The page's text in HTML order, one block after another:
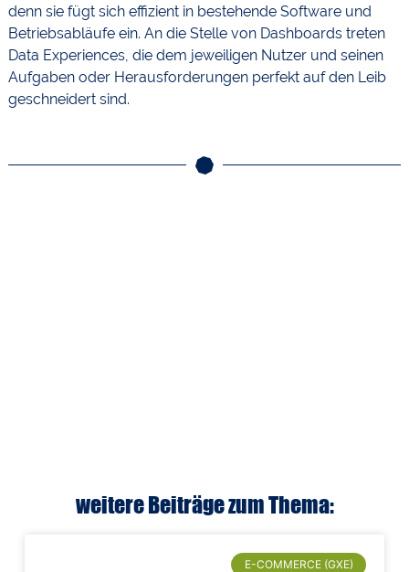
denn sie fügt sich effizient in bestehende Software und
Betriebsabläufe ein. An die Stelle von Dashboards treten
Data Experiences, die dem jeweiligen Nutzer und seinen
Aufgaben oder Herausforderungen perfekt auf den Leib
geschneidert sind.
weitere Beiträge zum Thema:
E-COMMERCE (GXE)